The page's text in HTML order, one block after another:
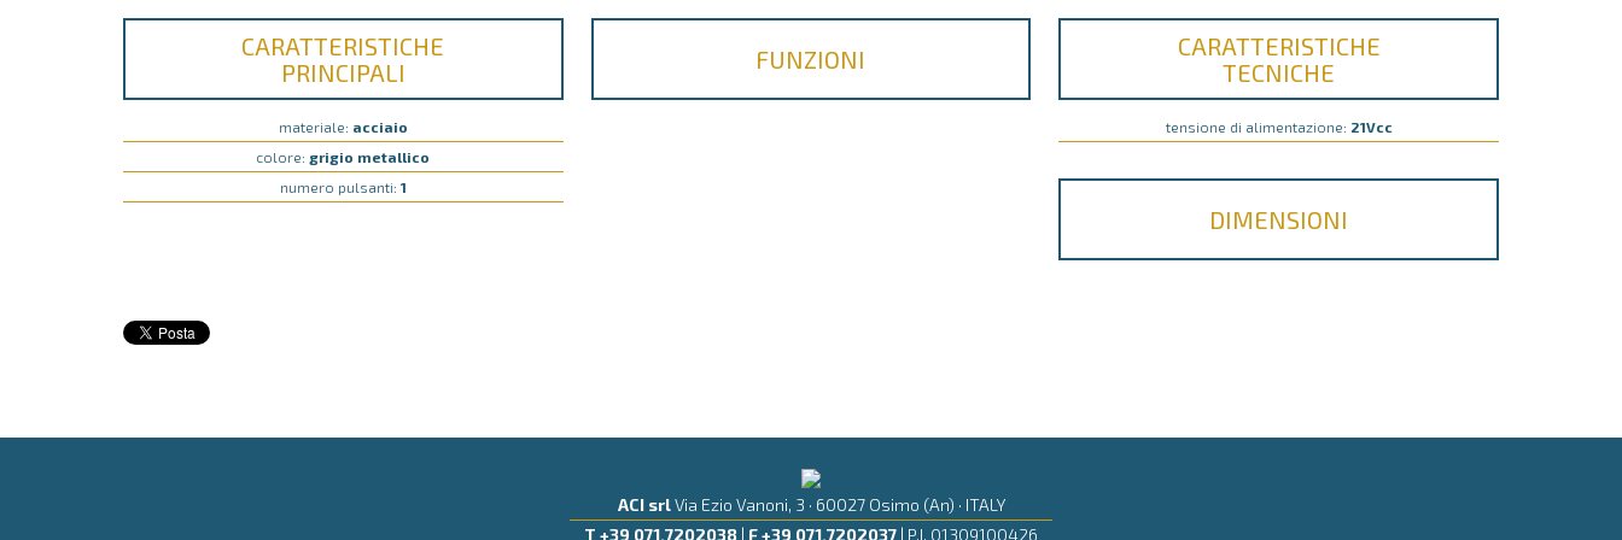
CARATTERISTICHE
PRINCIPALI
materiale: acciaio
colore: grigio metallico
numero pulsanti: 1
FUNZIONI
CARATTERISTICHE
TECNICHE
tensione di alimentazione: 21Vcc
DIMENSIONI
ACI srlVia Ezio Vanoni, 3 · 60027 Osimo (An) · ITALY
T +39 071.7202038 | F +39 071.7202037 | P.I. 01309100426